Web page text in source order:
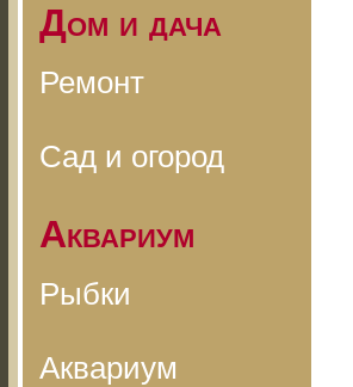
Дом и дача
Ремонт
Сад и огород
Аквариум
Рыбки
Аквариум